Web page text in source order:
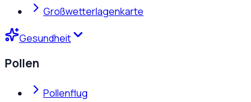
Großwetterlagenkarte
Gesundheit
Pollen
Pollenflug